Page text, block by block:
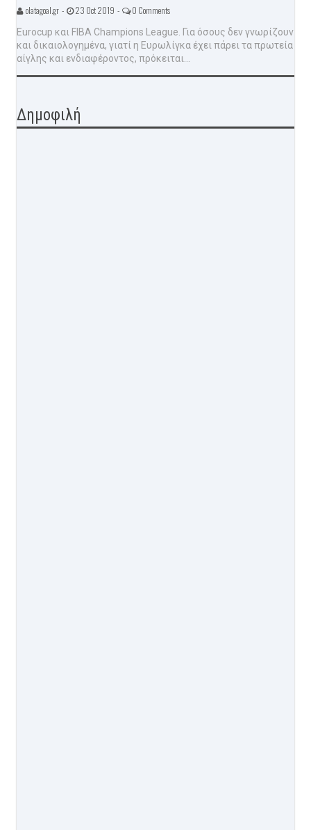
olatagoal.gr - 23 Oct 2019 - 0 Comments
Eurocup και FIBA Champions League. Για όσους δεν γνωρίζουν
και δικαιολογημένα, γιατί η Ευρωλίγκα έχει πάρει τα πρωτεία
αίγλης και ενδιαφέροντος, πρόκειται...
Δημοφιλή